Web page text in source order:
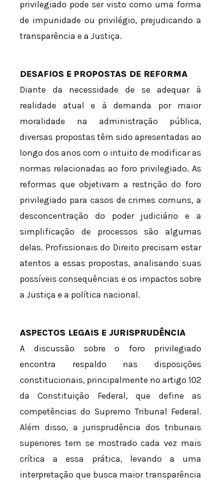
privilegiado pode ser visto como uma forma
de impunidade ou privilégio, prejudicando a
transparência e a Justiça.
DESAFIOS E PROPOSTAS DE REFORMA
Diante da necessidade de se adequar à
realidade atual e à demanda por maior
moralidade na administração pública,
diversas propostas têm sido apresentadas ao
longo dos anos com o intuito de modificar as
normas relacionadas ao foro privilegiado. As
reformas que objetivam a restrição do foro
privilegiado para casos de crimes comuns, a
desconcentração do poder judiciário e a
simplificação de processos são algumas
delas. Profissionais do Direito precisam estar
atentos a essas propostas, analisando suas
possíveis consequências e os impactos sobre
a Justiça e a política nacional.
ASPECTOS LEGAIS E JURISPRUDÊNCIA
A discussão sobre o foro privilegiado
encontra respaldo nas disposições
constitucionais, principalmente no artigo 102
da Constituição Federal, que define as
competências do Supremo Tribunal Federal.
Além disso, a jurisprudência dos tribunais
superiores tem se mostrado cada vez mais
crítica a essa prática, levando a uma
interpretação que busca maior transparência